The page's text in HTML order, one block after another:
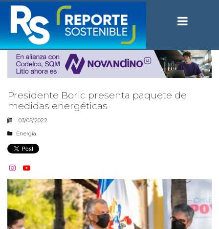
Presidente Boric presenta paquete de
medidas energéticas
03/05/2022
Energía
 